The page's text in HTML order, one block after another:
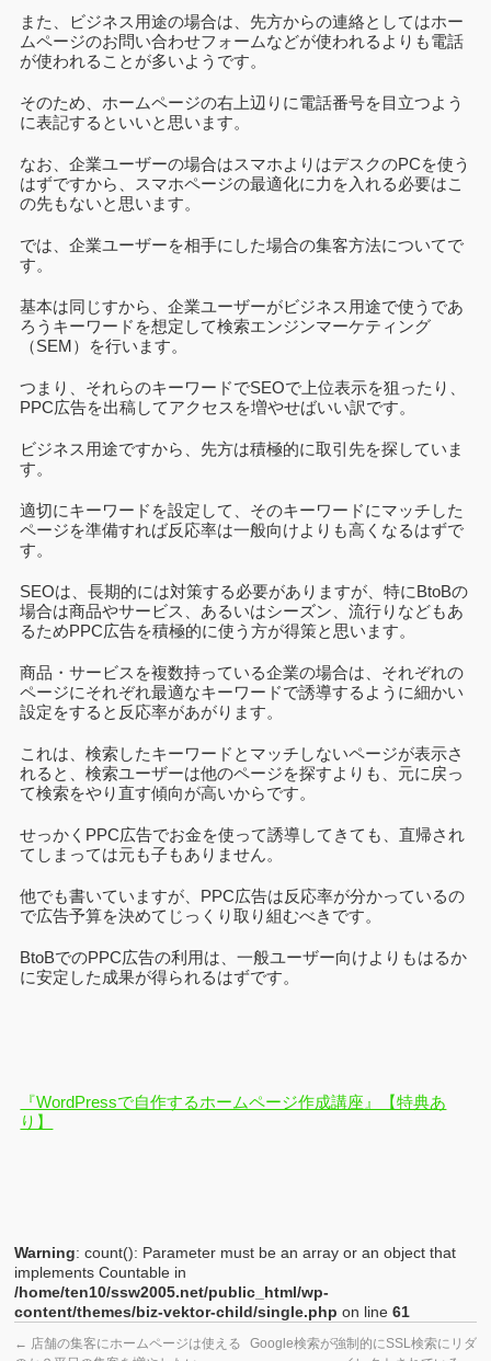
また、ビジネス用途の場合は、先方からの連絡としてはホー
ムページのお問い合わせフォームなどが使われるよりも電話
が使われることが多いようです。
そのため、ホームページの右上辺りに電話番号を目立つよう
に表記するといいと思います。
なお、企業ユーザーの場合はスマホよりはデスクのPCを使う
はずですから、スマホページの最適化に力を入れる必要はこ
の先もないと思います。
では、企業ユーザーを相手にした場合の集客方法についてで
す。
基本は同じすから、企業ユーザーがビジネス用途で使うであ
ろうキーワードを想定して検索エンジンマーケティング
（SEM）を行います。
つまり、それらのキーワードでSEOで上位表示を狙ったり、
PPC広告を出稿してアクセスを増やせばいい訳です。
ビジネス用途ですから、先方は積極的に取引先を探していま
す。
適切にキーワードを設定して、そのキーワードにマッチした
ページを準備すれば反応率は一般向けよりも高くなるはずで
す。
SEOは、長期的には対策する必要がありますが、特にBtoBの
場合は商品やサービス、あるいはシーズン、流行りなどもあ
るためPPC広告を積極的に使う方が得策と思います。
商品・サービスを複数持っている企業の場合は、それぞれの
ページにそれぞれ最適なキーワードで誘導するように細かい
設定をすると反応率があがります。
これは、検索したキーワードとマッチしないページが表示さ
れると、検索ユーザーは他のページを探すよりも、元に戻っ
て検索をやり直す傾向が高いからです。
せっかくPPC広告でお金を使って誘導してきても、直帰され
てしまっては元も子もありません。
他でも書いていますが、PPC広告は反応率が分かっているの
で広告予算を決めてじっくり取り組むべきです。
BtoBでのPPC広告の利用は、一般ユーザー向けよりもはるか
に安定した成果が得られるはずです。
『WordPressで自作するホームページ作成講座』【特典あ
り】
Warning: count(): Parameter must be an array or an object that
implements Countable in
/home/ten10/ssw2005.net/public_html/wp-
content/themes/biz-vektor-child/single.php on line61
← 店舗の集客にホームページは使える
Google検索が強制的にSSL検索にリダ